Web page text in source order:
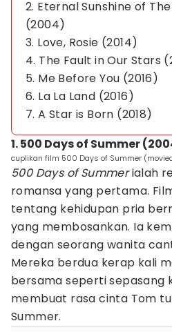
2. Eternal Sunshine of
(2004)
3. Love, Rosie (2014)
4. The Fault in Our Stars
5. Me Before You (2016)
6. La La Land (2016)
7. A Star is Born (2018)
1. 500 Days of Summer
cuplikan film 500 Days of Summer
500 Days of Summerialah
romansa yang pertama.
tentang kehidupan pria
yang membosankan. Ia
dengan seorang wanita
Mereka berdua kerap kali
bersama seperti sepasang
membuat rasa cinta Tom
Summer.